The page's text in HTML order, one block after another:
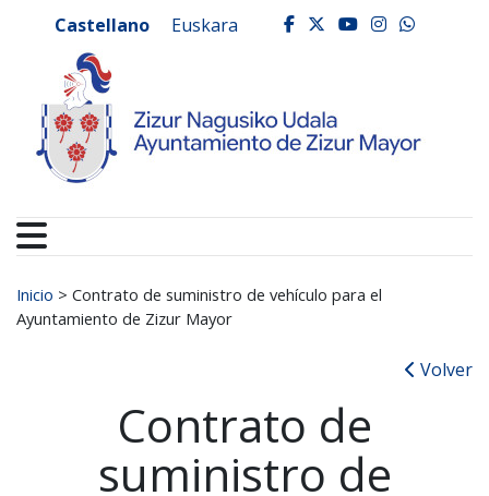
Ayuntamiento de
Castellano Euskara facebook
twitter
youtube
Buscar:
Inicio > Contrato de suministro de vehículo para el
Ayuntamiento de Zizur Mayor
Volver
Contrato de
suministro de